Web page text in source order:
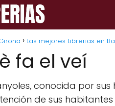
Las mejores Librerias en
fa el veí
conocida por
de sus habitantes